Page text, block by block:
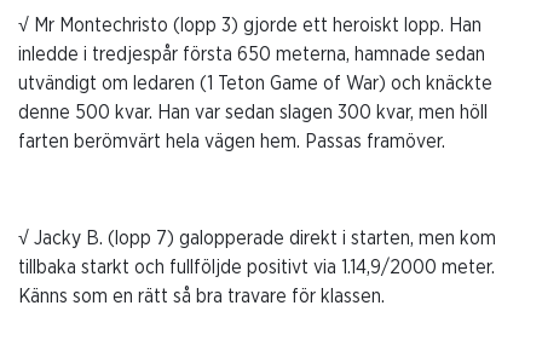
√ Mr Montechristo (lopp 3) gjorde ett heroiskt lopp. Han
inledde i tredjespår första 650 meterna, hamnade sedan
utvändigt om ledaren (1 Teton Game of War) och knäckte
denne 500 kvar. Han var sedan slagen 300 kvar, men höll
farten berömvärt hela vägen hem. Passas framöver.
√ Jacky B. (lopp 7) galopperade direkt i starten, men kom
tillbaka starkt och fullföljde positivt via 1.14,9/2000 meter.
Känns som en rätt så bra travare för klassen.